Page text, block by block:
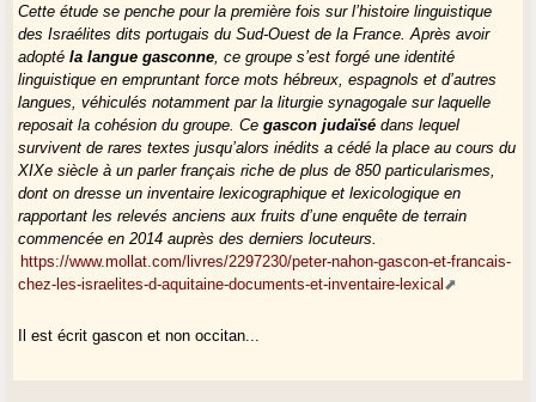
Cette étude se penche pour la première fois sur l’histoire linguistique
des Israélites dits portugais du Sud-Ouest de la France. Après avoir
adoptéla langue gasconne , ce groupe s’est forgé une identité
linguistique en empruntant force mots hébreux, espagnols et d’autres
langues, véhiculés notamment par la liturgie synagogale sur laquelle
reposait la cohésion du groupe. Cegascon judaïsé dans lequel
survivent de rares textes jusqu’alors inédits a cédé la place au cours du
XIXe siècle à un parler français riche de plus de 850 particularismes,
dont on dresse un inventaire lexicographique et lexicologique en
rapportant les relevés anciens aux fruits d’une enquête de terrain
commencée en 2014 auprès des derniers locuteurs.
https://www.mollat.com/livres/2297230/peter-nahon-gascon-et-francais-
chez-les-israelites-d-aquitaine-documents-et-inventaire-lexical
Il est écrit gascon et non occitan...